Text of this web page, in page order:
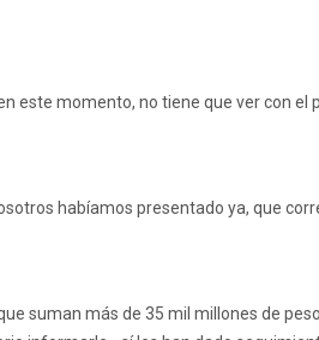
este momento, no tiene que ver con el
habíamos presentado ya, que
suman más de 35 mil millones de